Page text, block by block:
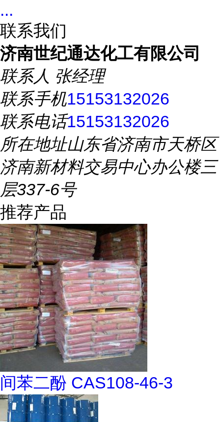
...
联系我们
济南世纪通达化工有限公司
联系人 张经理
联系手机15153132026
联系电话15153132026
所在地址山东省济南市天桥区
济南新材料交易中心办公楼三
层337-6号
推荐产品
间苯二酚 CAS108-46-3